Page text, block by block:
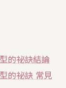
的祕訣結論
的祕訣 常見